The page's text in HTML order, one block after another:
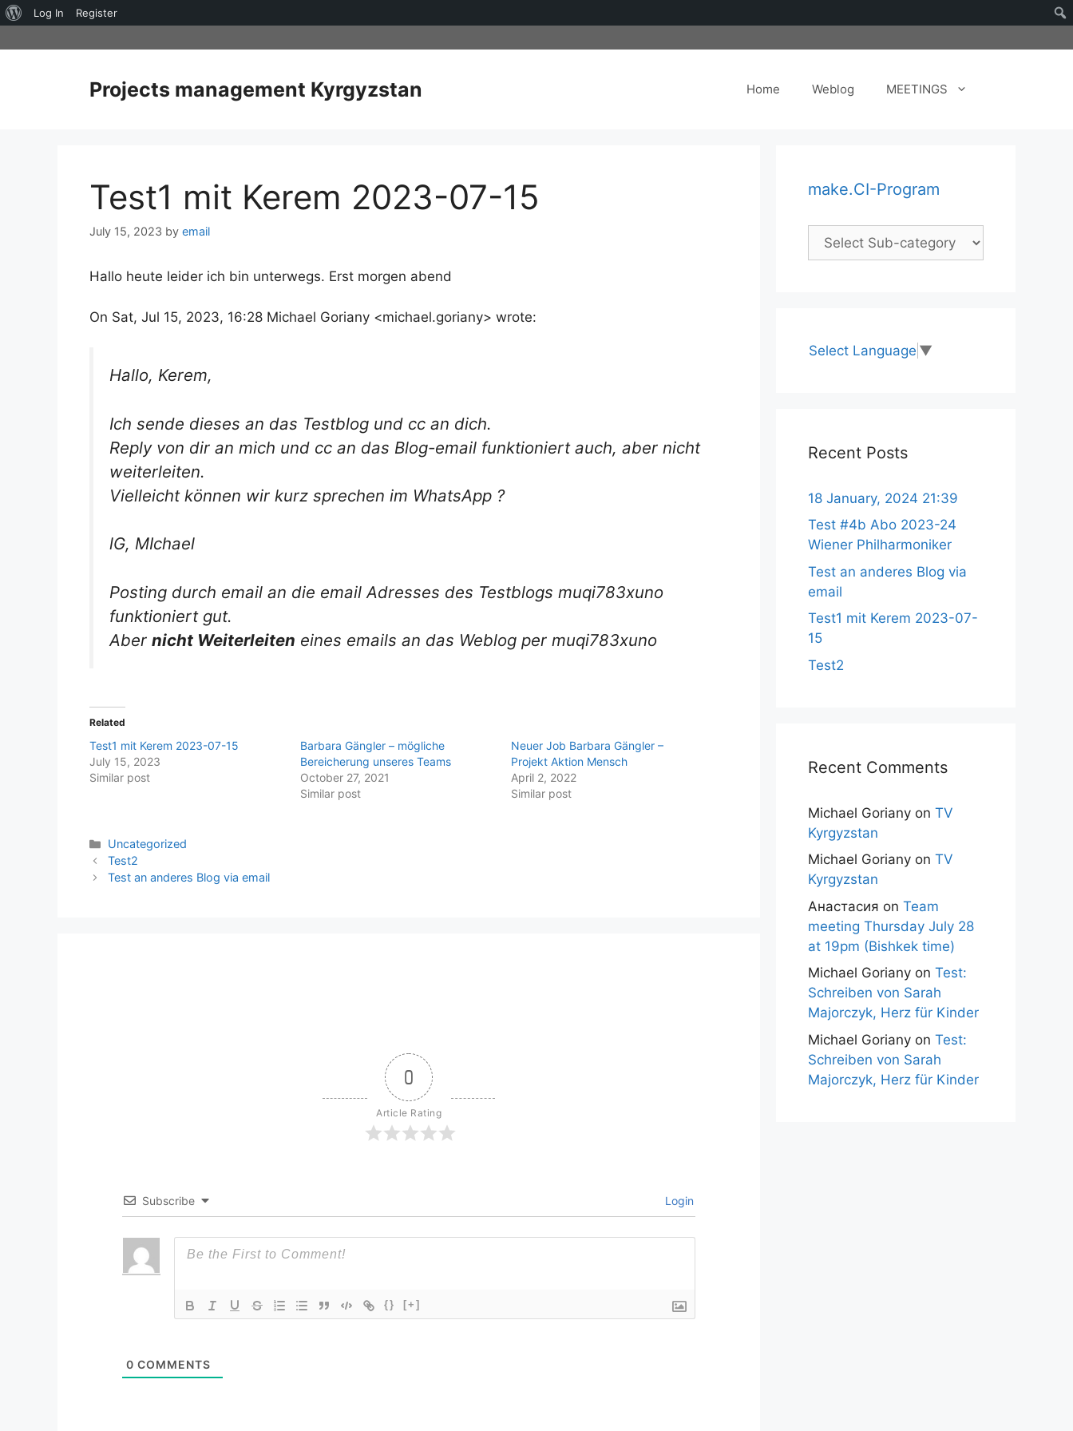
About
Log In Register
to
Projects management Kyrgyzstan Home Weblog MEETINGS
Test1 mit Kerem 2023-07-15
July 15, 2023 by email
Hallo heute leider ich bin unterwegs. Erst morgen abend
On Sat, Jul 15, 2023, 16:28 Michael Goriany <michael.goriany> wrote:
Hallo, Kerem,
Ich sende dieses an das Testblog und cc an dich.
Reply von dir an mich und cc an das Blog-email funktioniert auch, aber nicht
weiterleiten.
Vielleicht können wir kurz sprechen im WhatsApp ?
lG, MIchael
Posting durch email an die email Adresses des Testblogs muqi783xuno
funktioniert gut.
Aber nicht Weiterleiten eines emails an das Weblog per muqi783xuno
Related
Test1 mit Kerem 2023-07-15
July 15, 2023
Similar post
Barbara Gängler – mögliche
Bereicherung unseres Teams
October 27, 2021
Similar post
Neuer Job Barbara Gängler –
Projekt Aktion Mensch
April 2, 2022
Similar post
Categories
Uncategorized
Test2
Test an anderes Blog via email
0
Article Rating
Subscribe Login
{} [+]
0 COMMENTS
make.CI-Program
Select Language ▼
Recent Posts
18 January, 2024 21:39
Test #4b Abo 2023-24
Wiener Philharmoniker
Test an anderes Blog via
email
Test1 mit Kerem 2023-07-
15
Test2
Recent Comments
Michael Goriany on TV
Kyrgyzstan
Michael Goriany on TV
Kyrgyzstan
Анастасия on Team
meeting Thursday July 28
at 19pm (Bishkek time)
Michael Goriany on Test:
Schreiben von Sarah
Majorczyk, Herz für Kinder
Michael Goriany on Test:
Schreiben von Sarah
Majorczyk, Herz für Kinder